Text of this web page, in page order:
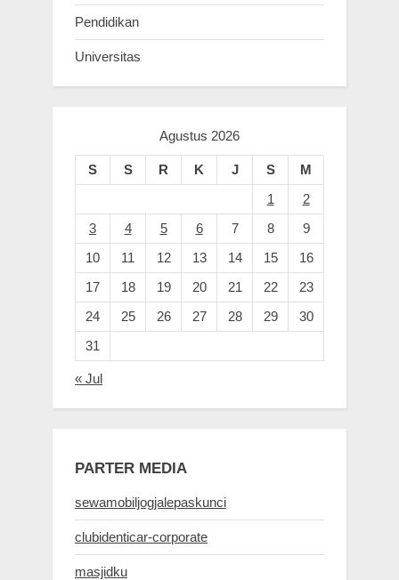
Pendidikan
Universitas
Agustus 2026
S S R K J S
M
1
2
3
4 5 6 7 8
9
10
11 12 13 14 15
16
17
18 19 20 21 22
23
24
25 26 27 28 29
30
31
« Jul
PARTER MEDIA
sewamobiljogjalepaskunci
clubidenticar-corporate
masjidku